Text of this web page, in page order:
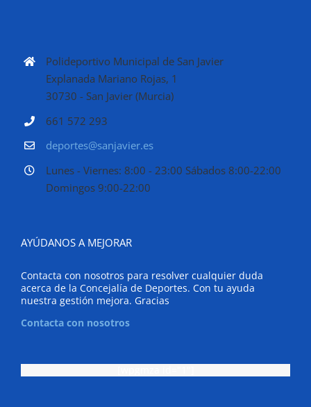
Polideportivo Municipal de San Javier
Explanada Mariano Rojas, 1
30730 - San Javier (Murcia)
661 572 293
deportes@sanjavier.es
Lunes - Viernes: 8:00 - 23:00 Sábados 8:00-22:00
Domingos 9:00-22:00
AYÚDANOS A MEJORAR
Contacta con nosotros para resolver cualquier duda
acerca de la Concejalía de Deportes. Con tu ayuda
nuestra gestión mejora. Gracias
Contacta con nosotros